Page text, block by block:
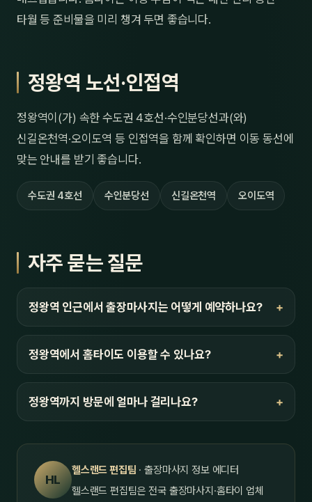
타월 등 준비물을 미리 챙겨 두면 좋습니다.
정왕역 노선·인접역
정왕역이(가) 속한 수도권 4호선·수인분당선과(와)
신길온천역·오이도역 등 인접역을 함께 확인하면 이동 동선에
맞는 안내를 받기 좋습니다.
수도권 4호선 수인분당선 신길온천역 오이도역
자주 묻는 질문
정왕역 인근에서 출장마사지는 어떻게 예약하나요?
정왕역에서 홈타이도 이용할 수 있나요?
정왕역까지 방문에 얼마나 걸리나요?
HL
헬스랜드 편집팀 · 출장마사지 정보 에디터
헬스랜드 편집팀은 전국 출장마사지·홈타이 업체